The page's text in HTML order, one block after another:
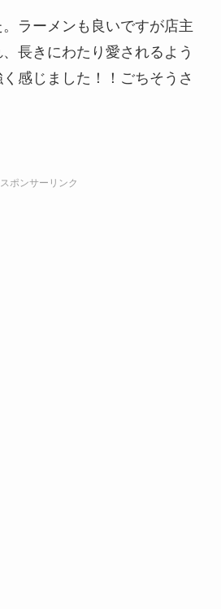
ラーメンも良いですが店主
長きにわたり愛されるよう
感じました！！ごちそうさ
スポンサーリンク